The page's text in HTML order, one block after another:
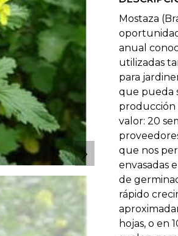
Mostaza
anual
utilizadas
para
que pueda
producción
valor: 20
que nos
envasadas
de
rápido
hojas, o en